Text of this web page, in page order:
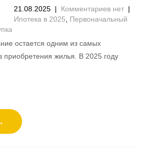
21.08.2025 | Комментариев нет |
Ипотека в 2025
Первоначальный
остается одним из самых
приобретения жилья. В 2025 году